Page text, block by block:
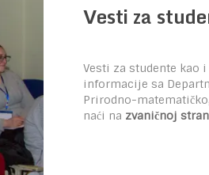
Vesti za
Vesti za studente kao
informacije sa
Prirodno-
naći na zvaničnoj